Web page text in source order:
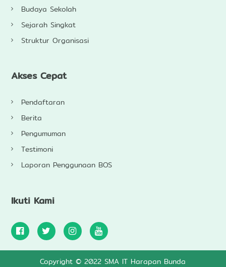
Budaya Sekolah
Sejarah Singkat
Struktur Organisasi
Akses Cepat
Pendaftaran
Berita
Pengumuman
Testimoni
Laporan Penggunaan BOS
Ikuti Kami
Copyright © 2022 SMA IT Harapan Bunda